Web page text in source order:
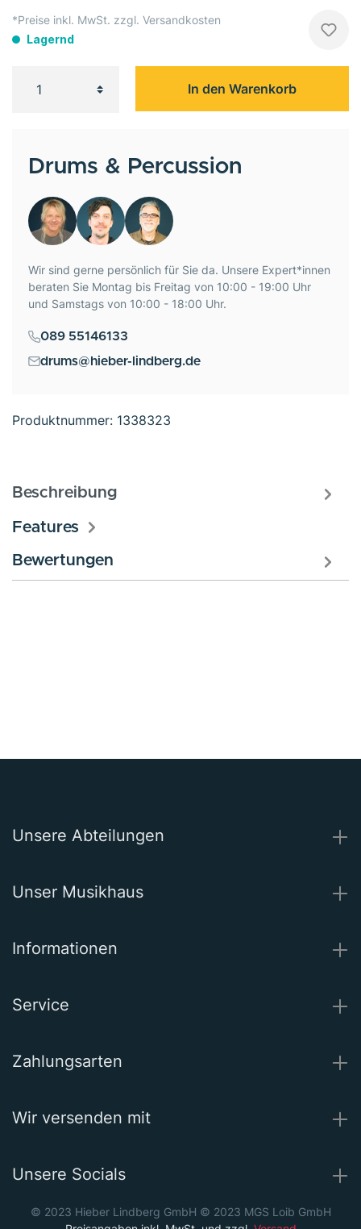
*Preise inkl. MwSt. zzgl. Versandkosten
Lagernd
In den Warenkorb
Produktnummer: 1338323
Drums & Percussion
Wir sind gerne persönlich für Sie da. Unsere Expert*innen
beraten Sie Montag bis Freitag von 10:00 - 19:00 Uhr
und Samstags von 10:00 - 18:00 Uhr.
089 55146133
drums@hieber-lindberg.de
Beschreibung
Features
Bewertungen
Unsere Abteilungen
Unser Musikhaus
Informationen
Service
Zahlungsarten
Wir versenden mit
Unsere Socials
© 2023 Hieber Lindberg GmbH © 2023 MGS Loib GmbH